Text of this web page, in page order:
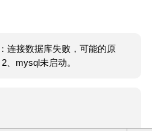
连接数据库失败，可能的原
、mysql未启动。